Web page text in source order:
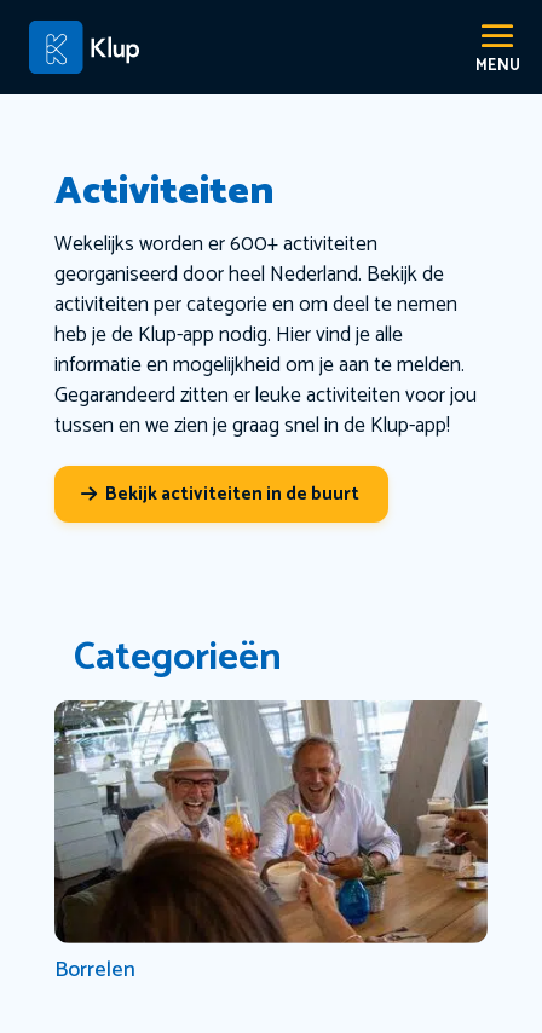
Activiteiten
Wekelijks worden er 600+ activiteiten
georganiseerd door heel Nederland. Bekijk de
activiteiten per categorie en om deel te nemen
heb je de Klup-app nodig. Hier vind je alle
informatie en mogelijkheid om je aan te melden.
Gegarandeerd zitten er leuke activiteiten voor jou
tussen en we zien je graag snel in de Klup-app!
Bekijk activiteiten in de buurt
Categorieën
Borrelen